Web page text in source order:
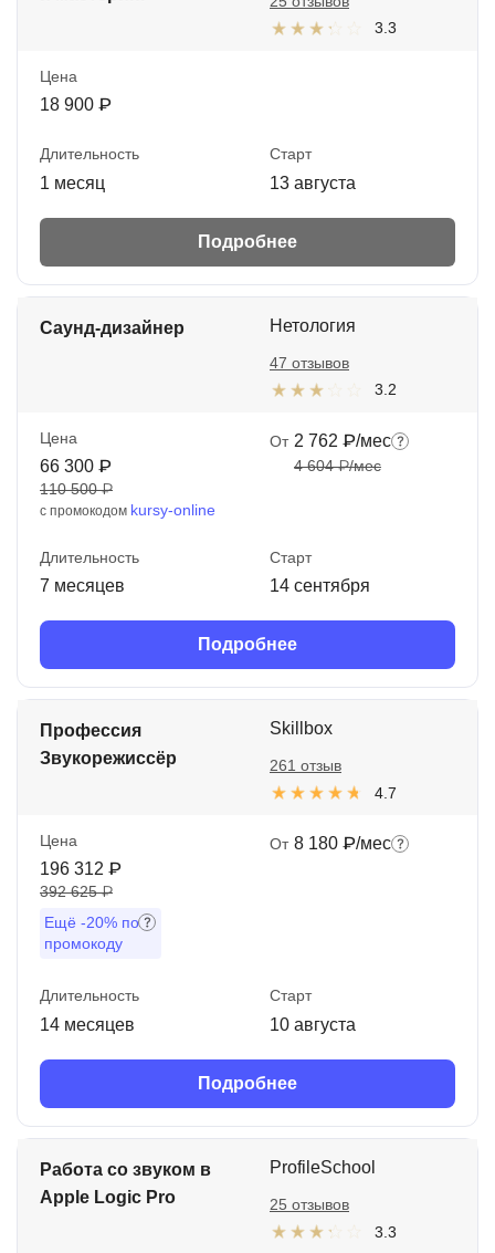
3.3
Цена
18 900 ₽
Длительность
1 месяц
Старт
13 августа
Подробнее
Саунд-дизайнер Нетология
3.2
47 отзывов
Цена
66 300 ₽
110 500 ₽
с промокодом kursy-online
От 2 762 ₽/мес
4 604 ₽/мес
Длительность
7 месяцев
Старт
14 сентября
Подробнее
Профессия
Звукорежиссёр
Skillbox
4.7
261 отзыв
Цена
196 312 ₽
392 625 ₽
Ещё -20% по
промокоду
От 8 180 ₽/мес
Длительность
14 месяцев
Старт
10 августа
Подробнее
Работа со звуком в
Apple Logic Pro
ProfileSchool
3.3
25 отзывов